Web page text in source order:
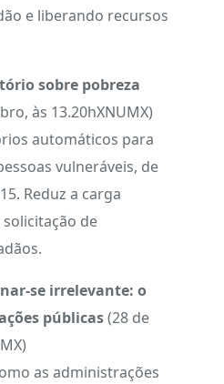
e liberando recursos
sobre pobreza
às 13.20hXNUMX)
automáticos para
vulneráveis, de
Reduz a carga
de
se irrelevante: o
públicas(28 de
as administrações